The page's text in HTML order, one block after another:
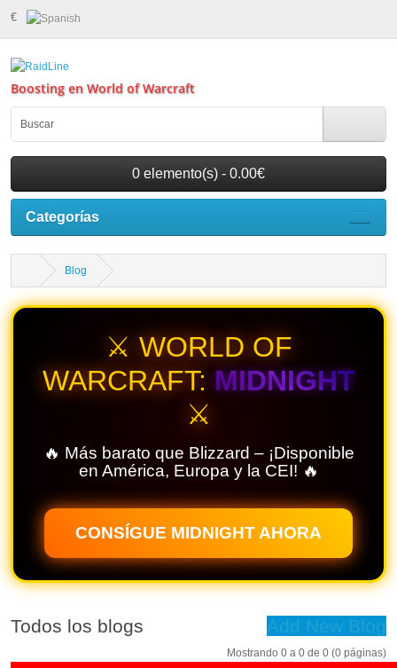
€
Boosting en World of Warcraft
0 elemento(s) - 0.00€
Categorías
Blog
⚔️ WORLD OF
WARCRAFT: MIDNIGHT
⚔️
🔥 Más barato que Blizzard – ¡Disponible
en América, Europa y la CEI! 🔥
CONSÍGUE MIDNIGHT AHORA
Todos los blogs Add New Blog
Mostrando 0 a 0 de 0 (0 páginas)